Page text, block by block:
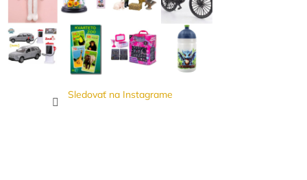
Sledovať na Instagrame